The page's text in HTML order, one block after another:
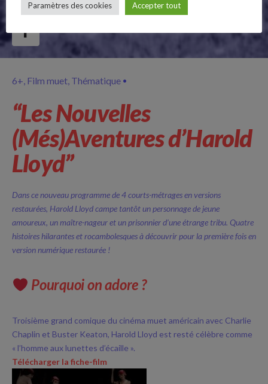
Follow Us
6+ Film muet Thématique
“Les Nouvelles
(Més)Aventures d’Harold
Lloyd”
Dans ce nouveau programme de 4 courts-métrages en versions
restaurées, Harold Lloyd campe tantôt un personnage de jeune
amoureux, un maître-nageur et un prisonnier d’une étrange tribu. Quatre
histoires hilarantes et rocambolesques à découvrir pour la première fois en
version numérique restaurée !
Pourquoi on adore ?
Troisième grand comique du cinéma muet américain avec Charlie
Chaplin et Buster Keaton, Harold Lloyd est resté célèbre comme
« l’homme aux lunettes d’écaille ».
Télécharger la fiche-film
Paramètres des cookies Accepter tout